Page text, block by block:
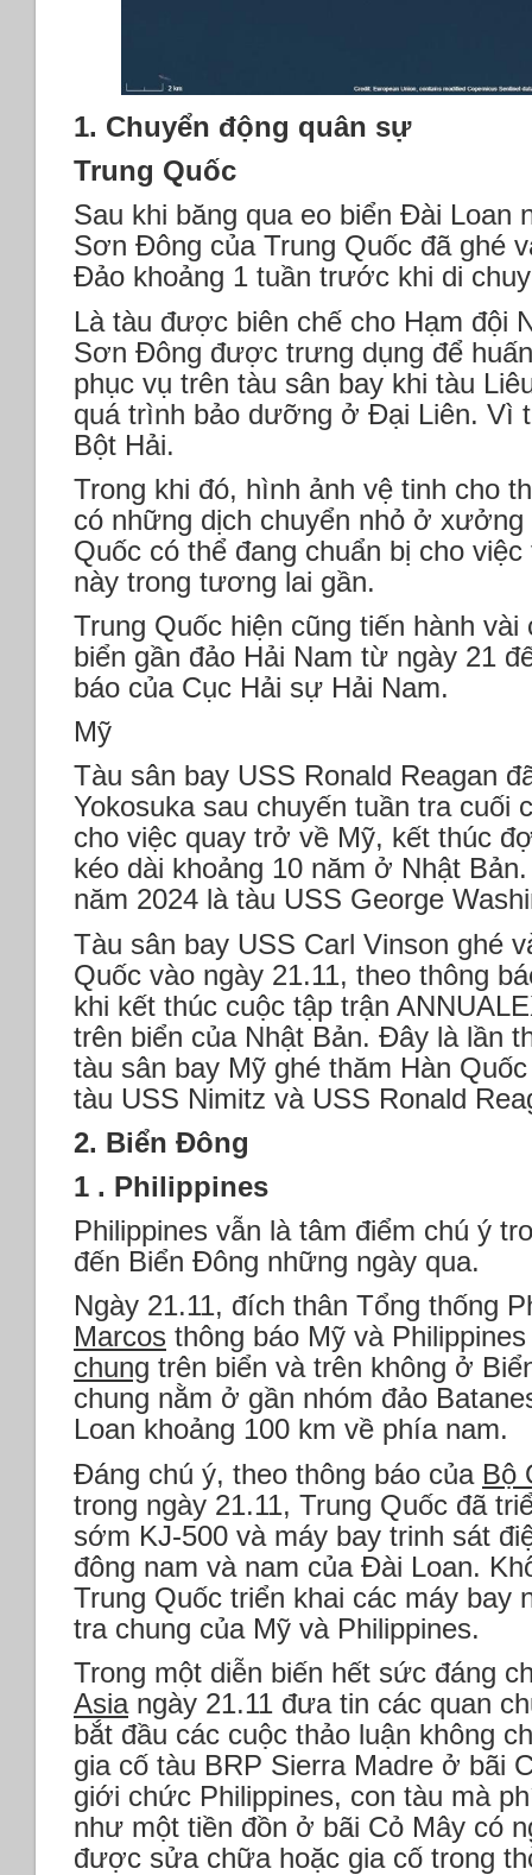
1. Chuyển động quân sự
Trung Quốc
Sau khi băng qua eo biển Đài Loan
Sơn Đông của Trung Quốc đã ghé
Đảo khoảng 1 tuần trước khi di
Là tàu được biên chế cho Hạm đội
Sơn Đông được trưng dụng để
phục vụ trên tàu sân bay khi tàu
quá trình bảo dưỡng ở Đại Liên. Vì
Bột Hải.
Trong khi đó, hình ảnh vệ tinh cho
có những dịch chuyển nhỏ ở
Quốc có thể đang chuẩn bị cho
này trong tương lai gần.
Trung Quốc hiện cũng tiến hành
biển gần đảo Hải Nam từ ngày 21
báo của Cục Hải sự Hải Nam.
Mỹ
Tàu sân bay USS Ronald Reagan
Yokosuka sau chuyến tuần tra cuối
cho việc quay trở về Mỹ, kết thúc
kéo dài khoảng 10 năm ở Nhật
năm 2024 là tàu USS George
Tàu sân bay USS Carl Vinson ghé
Quốc vào ngày 21.11, theo thông
khi kết thúc cuộc tập trận
trên biển của Nhật Bản. Đây là lần
tàu sân bay Mỹ ghé thăm Hàn
tàu USS Nimitz và USS Ronald
2. Biển Đông
1 . Philippines
Philippines vẫn là tâm điểm chú ý
đến Biển Đông những ngày qua.
Ngày 21.11, đích thân Tổng thống
Marcos thông báo Mỹ và
chung trên biển và trên không ở
chung nằm ở gần nhóm đảo
Loan khoảng 100 km về phía nam.
Đáng chú ý, theo thông báo của Bộ
trong ngày 21.11, Trung Quốc đã
sớm KJ-500 và máy bay trinh sát
đông nam và nam của Đài Loan.
Trung Quốc triển khai các máy bay
tra chung của Mỹ và Philippines.
Trong một diễn biến hết sức đáng
Asiangày 21.11 đưa tin các quan
bắt đầu các cuộc thảo luận không
gia cố tàu BRP Sierra Madre ở bãi
giới chức Philippines, con tàu mà
như một tiền đồn ở bãi Cỏ Mây có
được sửa chữa hoặc gia cố trong